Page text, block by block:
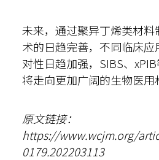
未来，通过聚异丁烯类材
术的日趋完善，不同临床
对性日趋加强，SIBS、
将走向更加广阔的生物医用
原文链接：
https://www.wcjm.org/
0179.202203113